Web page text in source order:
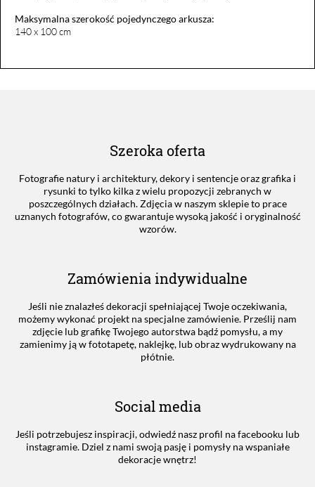
Maksymalna szerokość pojedynczego arkusza:
140 x 100 cm
Szeroka oferta
Fotografie natury i architektury, dekory i sentencje oraz grafika i
rysunki to tylko kilka z wielu propozycji zebranych w
poszczególnych działach. Zdjęcia w naszym sklepie to prace
uznanych fotografów, co gwarantuje wysoką jakość i oryginalność
wzorów.
Zamówienia indywidualne
Jeśli nie znalazłeś dekoracji spełniającej Twoje oczekiwania,
możemy wykonać projekt na specjalne zamówienie. Prześlij nam
zdjęcie lub grafikę Twojego autorstwa bądź pomysłu, a my
zamienimy ją w fototapetę, naklejkę, lub obraz wydrukowany na
płótnie.
Social media
Jeśli potrzebujesz inspiracji, odwiedź nasz profil na facebooku lub
instagramie. Dziel z nami swoją pasję i pomysły na wspaniałe
dekoracje wnętrz!